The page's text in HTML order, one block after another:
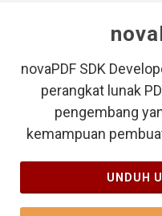
novaPDF SDK
perangkat lunak
pengembang
kemampuan
UNDUH